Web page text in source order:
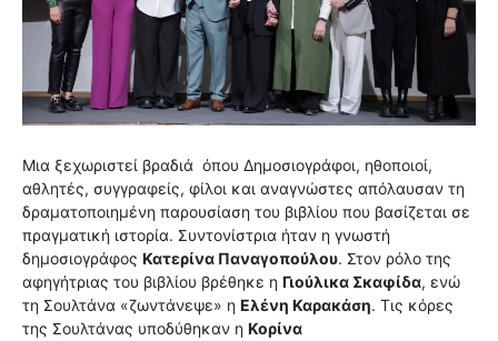
Μια ξεχωριστεί βραδιά όπου Δημοσιογράφοι, ηθοποιοί,
αθλητές, συγγραφείς, φίλοι και αναγνώστες απόλαυσαν τη
δραματοποιημένη παρουσίαση του βιβλίου που βασίζεται σε
πραγματική ιστορία. Συντονίστρια ήταν η γνωστή
δημοσιογράφος Κατερίνα Παναγοπούλου. Στον ρόλο της
αφηγήτριας του βιβλίου βρέθηκε η Γιούλικα Σκαφίδα, ενώ
τη Σουλτάνα «ζωντάνεψε» η Ελένη Καρακάση. Τις κόρες
της Σουλτάνας υποδύθηκαν η Κορίνα